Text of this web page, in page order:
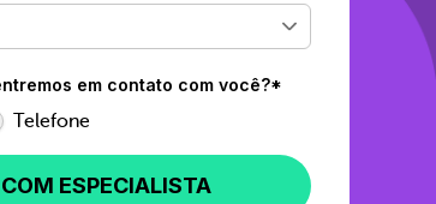
em contato com você?*
Telefone
ESPECIALISTA